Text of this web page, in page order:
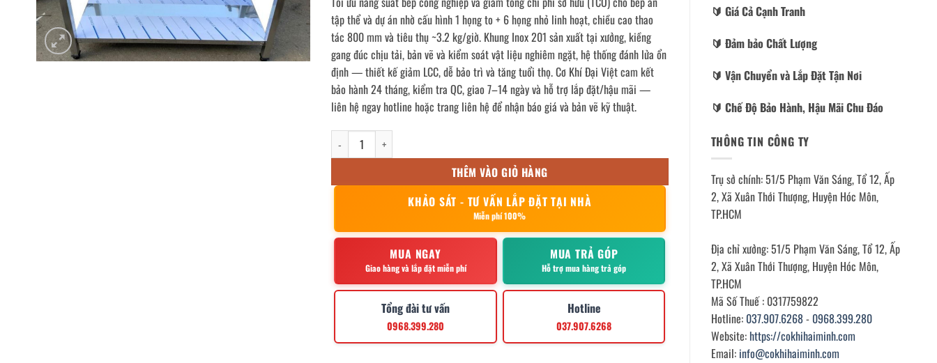
tập thể và dự án nhờ cấu hình 1 họng to + 6 họng nhỏ linh hoạt, chiều cao thao
tác 800 mm và tiêu thụ ~3.2 kg/giờ. Khung Inox 201 sản xuất tại xưởng, kiềng
gang đúc chịu tải, bản vẽ và kiểm soát vật liệu nghiêm ngặt, hệ thống đánh lửa ổn
định — thiết kế giảm LCC, dễ bảo trì và tăng tuổi thọ. Cơ Khí Đại Việt cam kết
bảo hành 24 tháng, kiểm tra QC, giao 7–14 ngày và hỗ trợ lắp đặt/hậu mãi —
liên hệ ngay hotline hoặc trang liên hệ để nhận báo giá và bản vẽ kỹ thuật.
Bếp ga giàn công nghiệp 1200 – 1 To 6 nhỏ số lượng
THÊM VÀO GIỎ HÀNG
KHẢO SÁT - TƯ VẤN LẮP ĐẶT TẠI NHÀ
Miễn phí 100%
MUA NGAY
Giao hàng và lắp đặt miễn phí
MUA TRẢ GÓP
Hỗ trợ mua hàng trả góp
Tổng đài tư vấn
0968.399.280
Hotline
037.907.6268
🔰️ Giá Cả Cạnh Tranh
🔰️ Đảm bảo Chất Lượng
🔰️ Vận Chuyển và Lắp Đặt Tận Nơi
🔰️ Chế Độ Bảo Hành, Hậu Mãi Chu Đáo
THÔNG TIN CÔNG TY
Trụ sở chính: 51/5 Phạm Văn Sáng, Tổ 12, Ấp
2, Xã Xuân Thới Thượng, Huyện Hóc Môn,
TP.HCM
Địa chỉ xưởng: 51/5 Phạm Văn Sáng, Tổ 12, Ấp
2, Xã Xuân Thới Thượng, Huyện Hóc Môn,
TP.HCM
Mã Số Thuế : 0317759822
Hotline: 037.907.6268- 0968.399.280
Website: https://cokhihaiminh.com
Email: info@cokhihaiminh.com